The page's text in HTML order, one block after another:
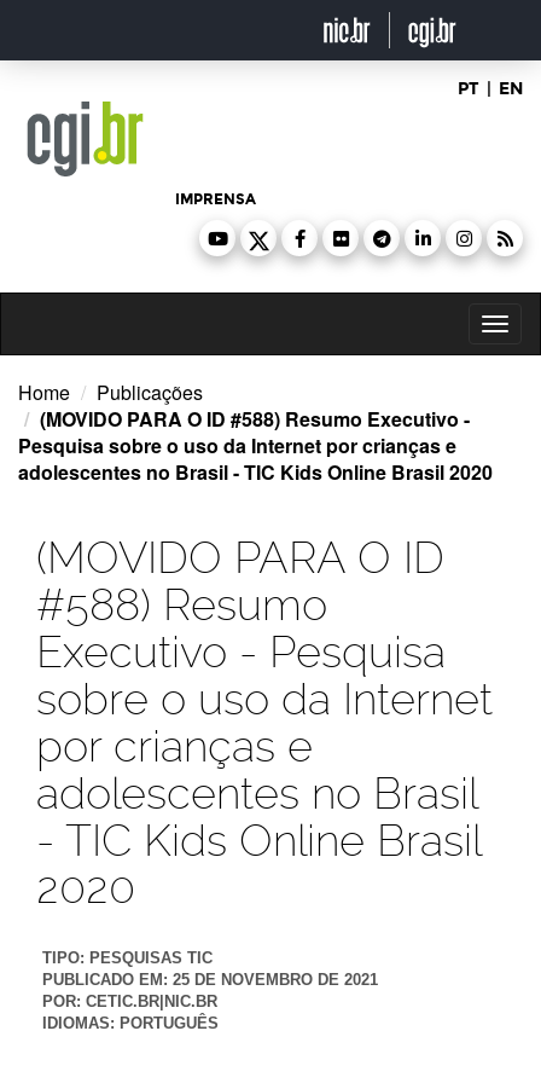
o
PT | EN
IMPRENSA
Home
Publicações
(MOVIDO PARA O ID #588) Resumo Executivo -
Pesquisa sobre o uso da Internet por crianças e
adolescentes no Brasil - TIC Kids Online Brasil 2020
(MOVIDO PARA O ID
#588) Resumo
Executivo - Pesquisa
sobre o uso da Internet
por crianças e
adolescentes no Brasil
- TIC Kids Online Brasil
2020
TIPO: PESQUISAS TIC
PUBLICADO EM: 25 DE NOVEMBRO DE 2021
POR: CETIC.BR|NIC.BR
IDIOMAS: PORTUGUÊS